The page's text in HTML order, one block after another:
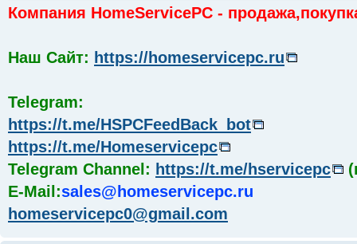
Компания HomeServicePC -
Наш Сайт: https://homeservicepc.ru
Telegram:
https://t.me/HSPCFeedBack_bot
https://t.me/Homeservicepc
Telegram Channel: https://t.me/hservicepc
E-Mail:sales@homeservicepc.ru
homeservicepc0@gmail.com